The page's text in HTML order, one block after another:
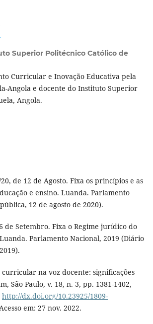
Superior Politécnico Católico de
Curricular e Inovação Educativa pela
Angola e docente do Instituto Superior
Angola.
de 12 de Agosto. Fixa os princípios e as
e ensino. Luanda. Parlamento
12 de agosto de 2020).
de Setembro. Fixa o Regime jurídico do
Parlamento Nacional, 2019 (Diário
na voz docente: significações
São Paulo, v. 18, n. 3, pp. 1381-1402,
http://dx.doi.org/10.23925/1809-
em: 27 nov. 2022.